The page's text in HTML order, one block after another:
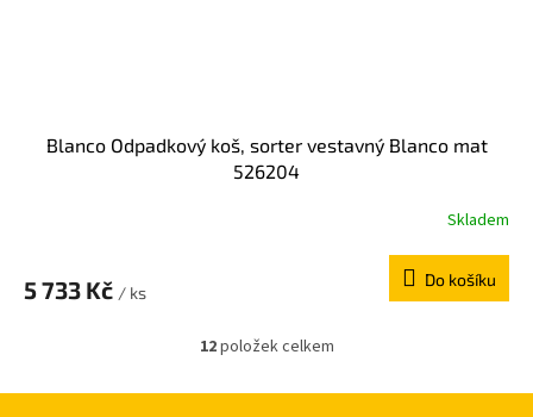
Blanco Odpadkový koš, sorter vestavný Blanco mat
526204
Skladem
5 733 Kč / ks
Do košíku
O
l
12položek celkem